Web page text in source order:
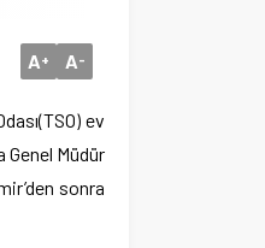
A+ A-
ev
Müdür
sonra